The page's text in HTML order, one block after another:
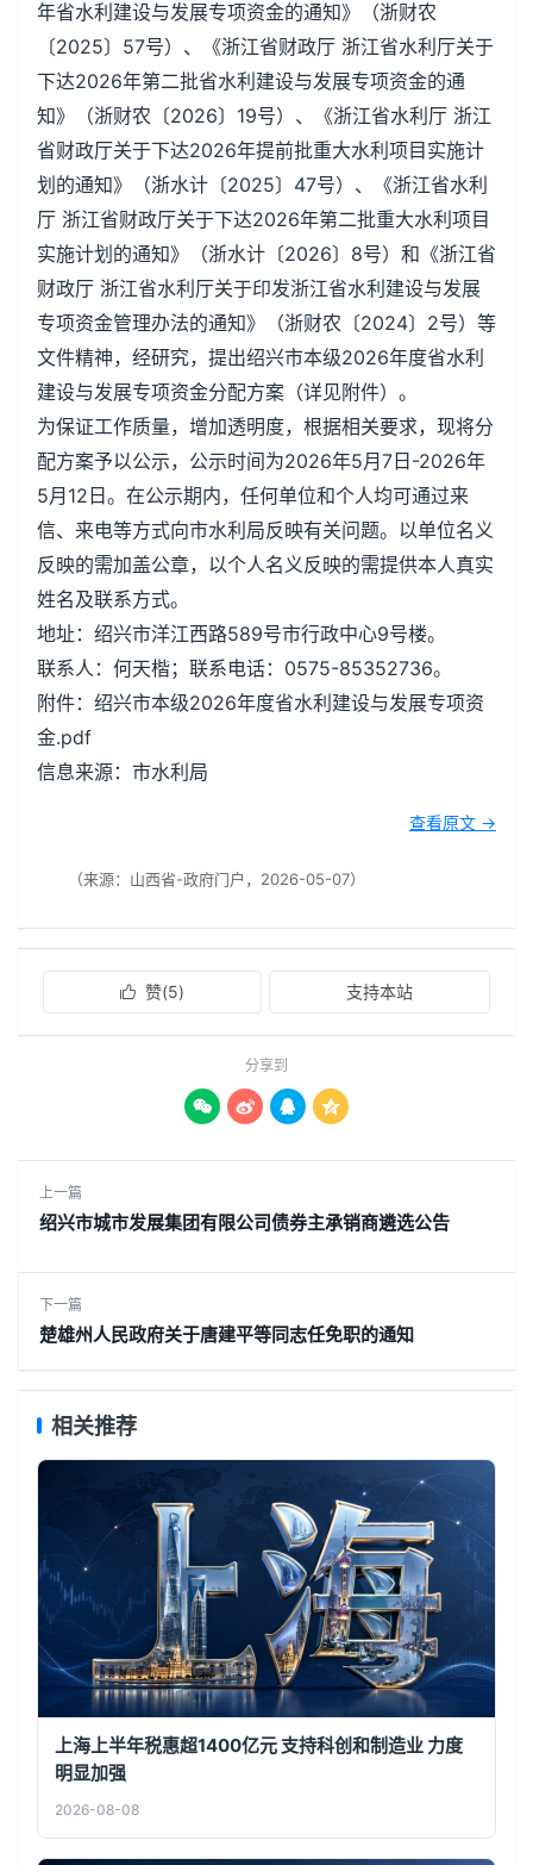
年省水利建设与发展专项资金的通知》（浙财农
〔2025〕57号）、《浙江省财政厅 浙江省水利厅关于
下达2026年第二批省水利建设与发展专项资金的通
知》（浙财农〔2026〕19号）、《浙江省水利厅 浙江
省财政厅关于下达2026年提前批重大水利项目实施计
划的通知》（浙水计〔2025〕47号）、《浙江省水利
厅 浙江省财政厅关于下达2026年第二批重大水利项目
实施计划的通知》（浙水计〔2026〕8号）和《浙江省
财政厅 浙江省水利厅关于印发浙江省水利建设与发展
专项资金管理办法的通知》（浙财农〔2024〕2号）等
文件精神，经研究，提出绍兴市本级2026年度省水利
建设与发展专项资金分配方案（详见附件）。
为保证工作质量，增加透明度，根据相关要求，现将分
配方案予以公示，公示时间为2026年5月7日-2026年
5月12日。在公示期内，任何单位和个人均可通过来
信、来电等方式向市水利局反映有关问题。以单位名义
反映的需加盖公章，以个人名义反映的需提供本人真实
姓名及联系方式。
地址：绍兴市洋江西路589号市行政中心9号楼。
联系人：何天楷；联系电话：0575-85352736。
附件：绍兴市本级2026年度省水利建设与发展专项资
金.pdf
信息来源：市水利局
查看原文 →
（来源：山西省-政府门户，2026-05-07）
 赞(5) 支持本站
分享到
   
上一篇
绍兴市城市发展集团有限公司债券主承销商遴选公告
下一篇
楚雄州人民政府关于唐建平等同志任免职的通知
相关推荐
上海上半年税惠超1400亿元 支持科创和制造业 力度
明显加强
2026-08-08